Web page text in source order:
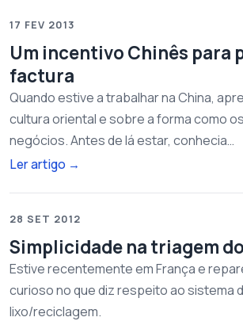
17 FEV 2013
Um incentivo Chinês para
factura
Quando estive a trabalhar na China,
cultura oriental e sobre a forma como
negócios. Antes de lá estar, conhecia…
Ler artigo →
28 SET 2012
Simplicidade na triagem
Estive recentemente em França e
curioso no que diz respeito ao sistema
lixo/reciclagem.